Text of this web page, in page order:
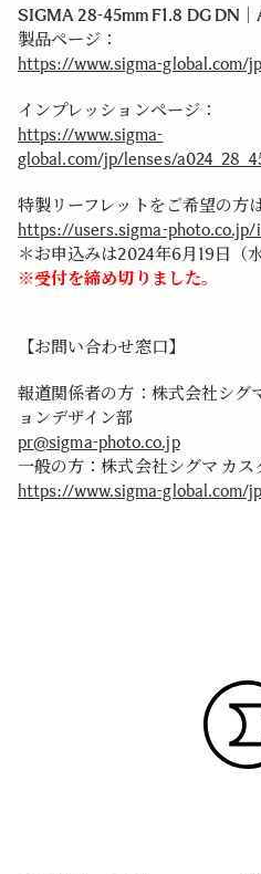
SIGMA 28-45mm F1.8 DG DN
製品ページ：
https://www.sigma-global.com/
インプレッションページ：
https://www.sigma-
global.com/jp/lenses/
特製リーフレットをご希望の方
https://users.sigma-
＊お申込みは2024年6月19日（
※受付を締め切りました。
【お問い合わせ窓口】
報道関係者の方：株式会社シグ
ョンデザイン部
pr@sigma-photo.co.jp
一般の方：株式会社シグマ カ
https://www.sigma-global.com/